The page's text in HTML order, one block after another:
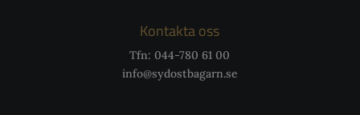
Kontakta oss
Tfn:044-780 61 00
info@sydostbagarn.se